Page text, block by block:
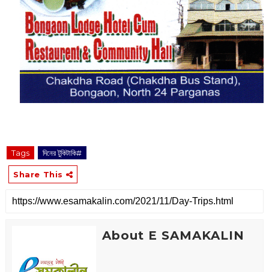
Tags দিনের টুকিটাকি#
Share This
About E SAMAKALIN